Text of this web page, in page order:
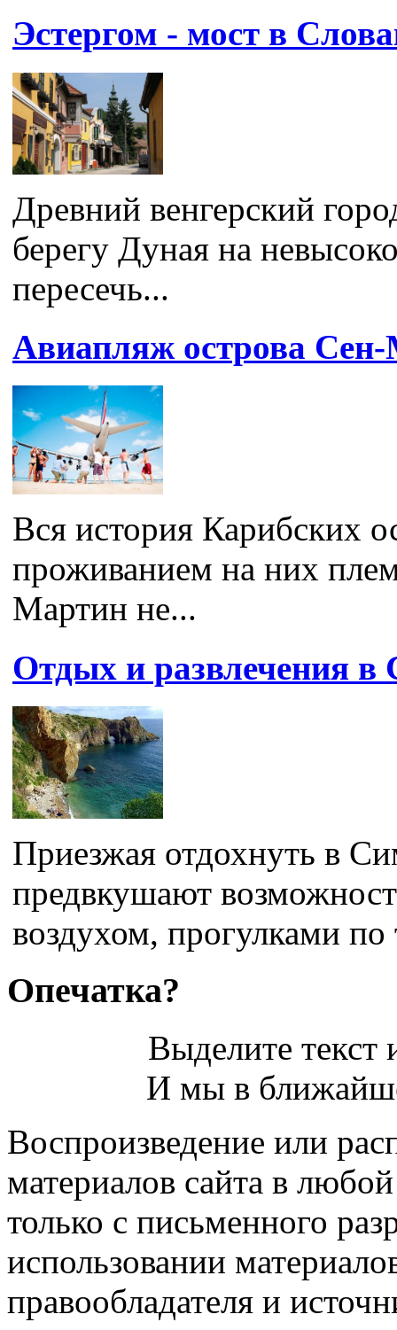
Эстергом - мост в
Древний венгерский
берегу Дуная на
пересечь...
Авиапляж острова
Вся история Карибских
проживанием на них
Мартин не...
Отдых и развлечения в
Приезжая отдохнуть в
предвкушают
воздухом, прогулками
Опечатка?
Выделите
И мы в
Воспроизведение или
материалов сайта в
только с письменного
использовании
правообладателя и